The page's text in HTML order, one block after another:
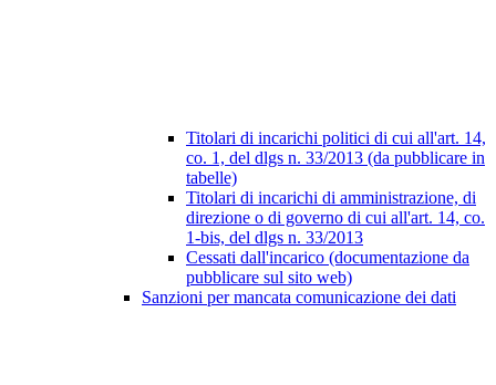
Titolari di incarichi politici di cui all'art. 14,
co. 1, del dlgs n. 33/2013 (da pubblicare in
tabelle)
Titolari di incarichi di amministrazione, di
direzione o di governo di cui all'art. 14, co.
1-bis, del dlgs n. 33/2013
Cessati dall'incarico (documentazione da
pubblicare sul sito web)
Sanzioni per mancata comunicazione dei dati